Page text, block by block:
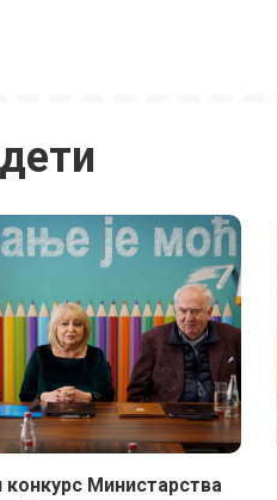
конкурс Министарства